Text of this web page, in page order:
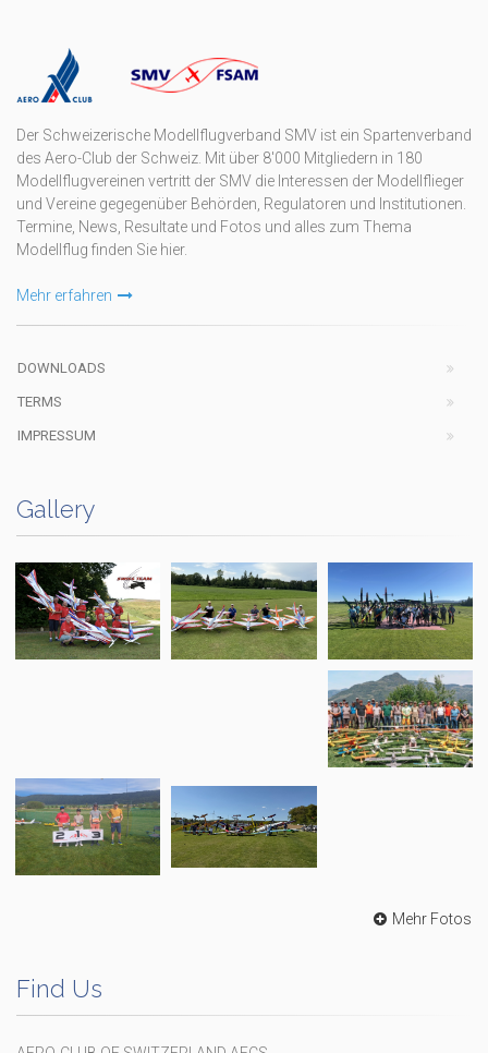
Der Schweizerische Modellflugverband SMV ist ein Spartenverband
des Aero-Club der Schweiz. Mit über 8'000 Mitgliedern in 180
Modellflugvereinen vertritt der SMV die Interessen der Modellflieger
und Vereine gegegenüber Behörden, Regulatoren und Institutionen.
Termine, News, Resultate und Fotos und alles zum Thema
Modellflug finden Sie hier.
Mehr erfahren
DOWNLOADS
TERMS
IMPRESSUM
Gallery
Mehr Fotos
Find Us